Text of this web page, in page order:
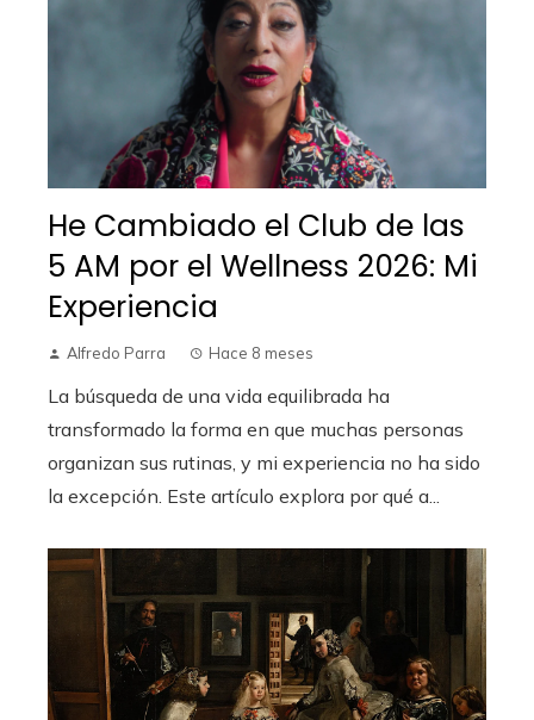
He Cambiado el Club de las
5 AM por el Wellness 2026: Mi
Experiencia
Alfredo Parra Hace 8 meses
La búsqueda de una vida equilibrada ha
transformado la forma en que muchas personas
organizan sus rutinas, y mi experiencia no ha sido
la excepción. Este artículo explora por qué a...